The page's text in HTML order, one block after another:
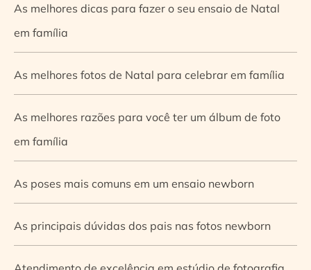
As melhores dicas para fazer o seu ensaio de Natal
em família
As melhores fotos de Natal para celebrar em família
As melhores razões para você ter um álbum de foto
em família
As poses mais comuns em um ensaio newborn
As principais dúvidas dos pais nas fotos newborn